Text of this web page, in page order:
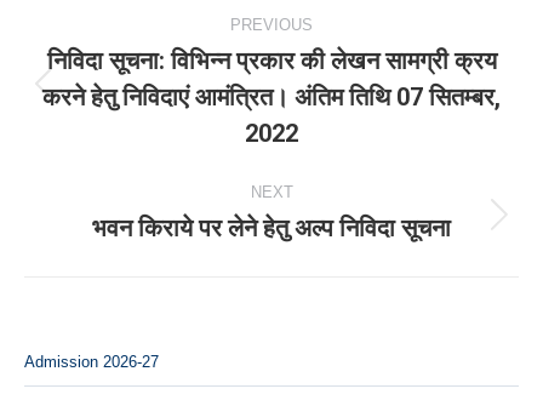
navigation
PREVIOUS
Previous
post:
निविदा सूचना: विभिन्‍न प्रकार की लेखन सामग्री क्रय
करने हेतु निविदाएं आमंत्रित। अंतिम तिथि 07 सितम्‍बर,
2022
NEXT
Next
भवन किराये पर लेने हेतु अल्‍प निविदा सूचना
Admission 2026-27